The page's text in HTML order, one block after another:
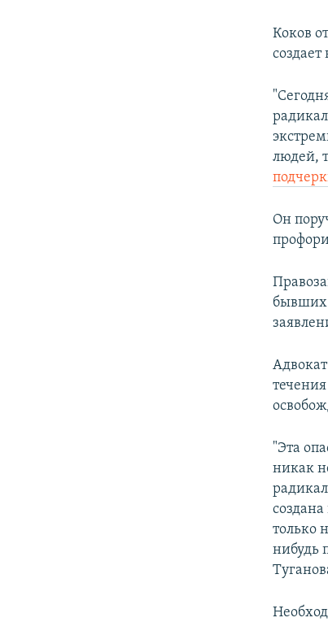
Коков
людей,
Он
бывших
"Эта
никак
только
нибудь